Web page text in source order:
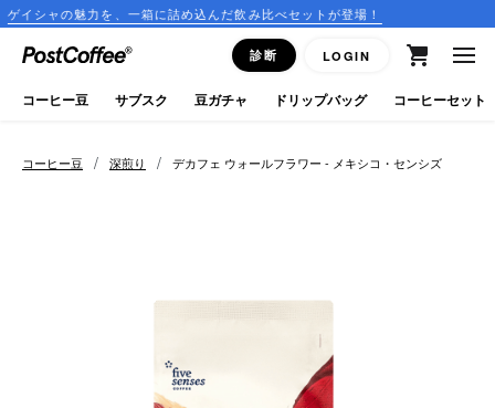
を、一箱に詰め込んだ飲み比べセットが登場！
診断 LOGIN
close
ログイン
新規会員登録
コーヒー豆 / 深煎り / デカフェ ウォールフラワー - メキシコ・センシズ
コーヒー豆 サブスク 豆ガチャ ドリップバッグ コーヒーセット